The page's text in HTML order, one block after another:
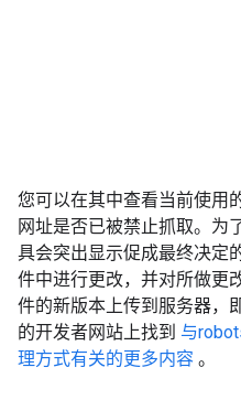
您可以在其中查看当前使用
网址是否已被禁止抓取。为
具会突出显示促成最终决定
件中进行更改，并对所做更
件的新版本上传到服务器，
的开发者网站上找到 与
理方式有关的更多内容 。